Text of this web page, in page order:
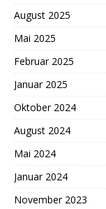
August 2025
Mai 2025
Februar 2025
Januar 2025
Oktober 2024
August 2024
Mai 2024
Januar 2024
November 2023